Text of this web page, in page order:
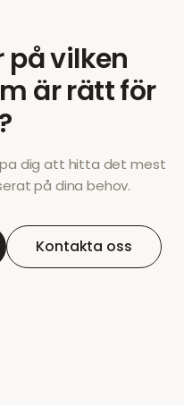
på vilken
är rätt för
dig att hitta det mest
på dina behov.
Kontakta oss